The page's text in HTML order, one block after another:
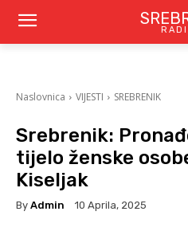
Naslovnica VIJESTI SREBRENIK
Srebrenik:
tijelo ženske
Kiseljak
By Admin 10 Aprila, 2025